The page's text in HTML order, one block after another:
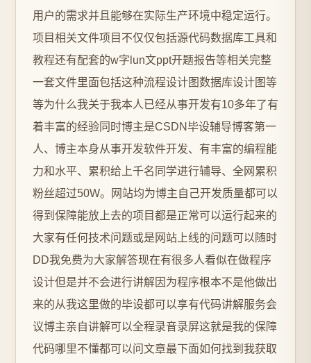
用户的需求并且能够在实际生产环境中稳定运行。
项目相关文件项目不仅仅包括源代码数据库工具和
教程还有配套的w字lun文ppt开题报告等相关完整
一套文件里面包括这种流程设计图数据库设计图等
等为什么我关于我本人已经从事开发有10多年了有
着丰富的经验同时博主是CSDN毕设辅导博客第一
人、博主本身从事开发软件开发、有丰富的编程能
力和水平、累积给上千名同学进行辅导、全网累积
粉丝超过50W。网站均为博主自己开发质量都可以
得到保障能放上去的项目都是正常可以运行起来的
大家有任何技术问题或是网站上线的问题可以随时
DD我免费为大家解答现在有很多人看似在做程序
设计但是并不会进行讲解因为程序根本不是他做出
来的从我这里做的毕设都可以享有代码讲解服务会
议博主亲自讲解可以全程录音录屏这就是我的保障
代码哪里不懂都可以问文章最下面如何找到我获取